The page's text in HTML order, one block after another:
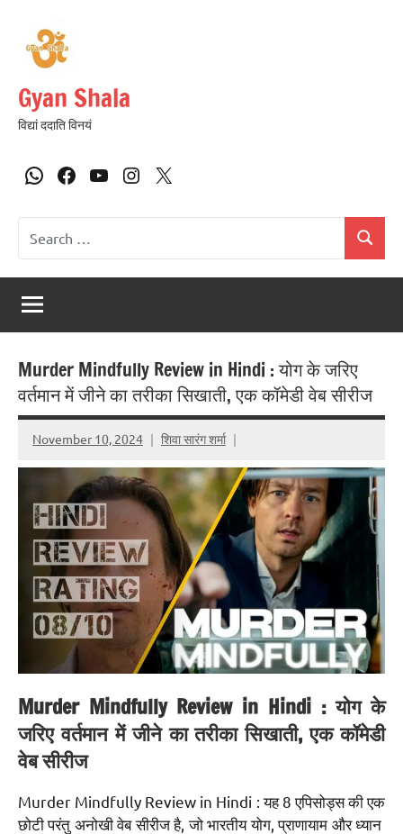
Gyan Shala
विद्यां ददाति विनयं
Murder Mindfully Review in Hindi : योग के जरिए
वर्तमान में जीने का तरीका सिखाती, एक कॉमेडी वेब सीरीज
November 10, 2024 शिवा सारंग शर्मा
Murder Mindfully Review in Hindi : योग के
जरिए वर्तमान में जीने का तरीका सिखाती, एक कॉमेडी
वेब सीरीज
Murder Mindfully Review in Hindi : यह 8 एपिसोड्स की एक
छोटी परंतु अनोखी वेब सीरीज है, जो भारतीय योग, प्राणायाम और ध्यान